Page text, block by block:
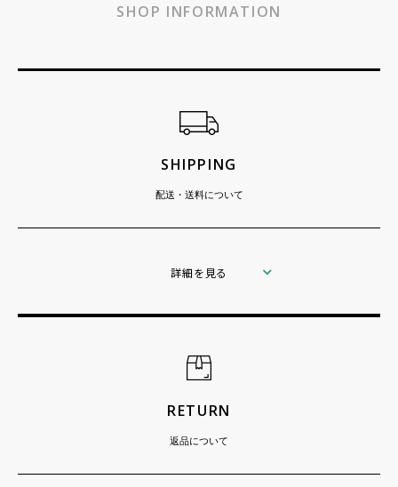
SHOP INFORMATION
ショッピングガイド
SHIPPING
配送・送料について
詳細を見る
RETURN
返品について